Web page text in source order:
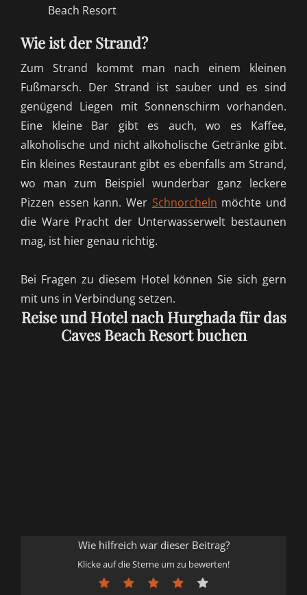
Beach Resort
Wie ist der Strand?
Zum Strand kommt man nach einem kleinen
Fußmarsch. Der Strand ist sauber und es sind
genügend Liegen mit Sonnenschirm vorhanden.
Eine kleine Bar gibt es auch, wo es Kaffee,
alkoholische und nicht alkoholische Getränke gibt.
Ein kleines Restaurant gibt es ebenfalls am Strand,
wo man zum Beispiel wunderbar ganz leckere
Pizzen essen kann. Wer Schnorcheln möchte und
die Ware Pracht der Unterwasserwelt bestaunen
mag, ist hier genau richtig.
Bei Fragen zu diesem Hotel können Sie sich gern
mit uns in Verbindung setzen.
Reise und Hotel nach Hurghada für das
Caves Beach Resort buchen
Wie hilfreich war dieser Beitrag?
Klicke auf die Sterne um zu bewerten!